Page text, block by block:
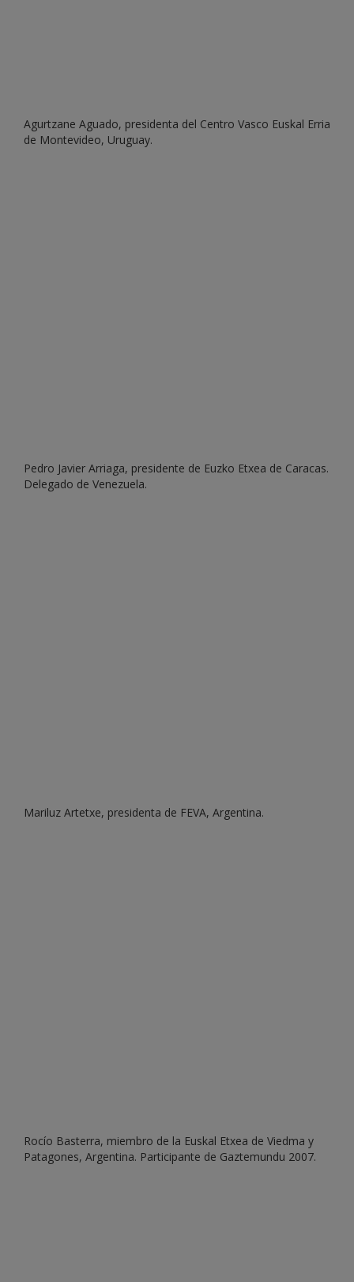
Agurtzane Aguado, presidenta del Centro Vasco Euskal Erria
de Montevideo, Uruguay.
Pedro Javier Arriaga, presidente de Euzko Etxea de Caracas.
Delegado de Venezuela.
Mariluz Artetxe, presidenta de FEVA, Argentina.
Rocío Basterra, miembro de la Euskal Etxea de Viedma y
Patagones, Argentina. Participante de Gaztemundu 2007.